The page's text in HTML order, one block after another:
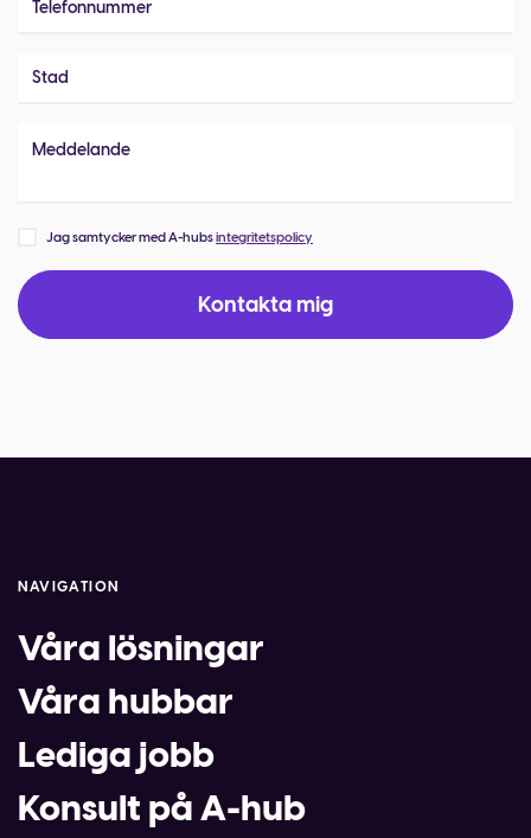
Jag samtycker med A-hubsintegritetspolicy
Kontakta mig
NAVIGATION
Våra lösningar
Våra hubbar
Lediga jobb
Konsult på A-hub